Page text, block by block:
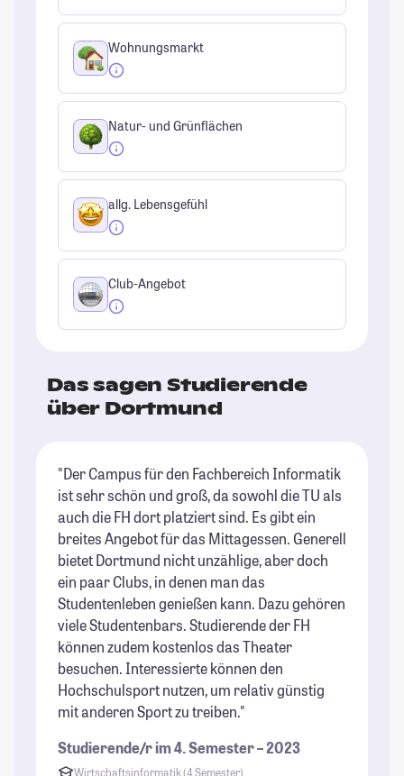
Wohnungsmarkt
Natur- und Grünflächen
allg. Lebensgefühl
Club-Angebot
Das sagen Studierende
über Dortmund
"Der Campus für den Fachbereich Informatik
ist sehr schön und groß, da sowohl die TU als
auch die FH dort platziert sind. Es gibt ein
breites Angebot für das Mittagessen. Generell
bietet Dortmund nicht unzählige, aber doch
ein paar Clubs, in denen man das
Studentenleben genießen kann. Dazu gehören
viele Studentenbars. Studierende der FH
können zudem kostenlos das Theater
besuchen. Interessierte können den
Hochschulsport nutzen, um relativ günstig
mit anderen Sport zu treiben."
Studierende/r im 4. Semester – 2023
Wirtschaftsinformatik (4 Semester)